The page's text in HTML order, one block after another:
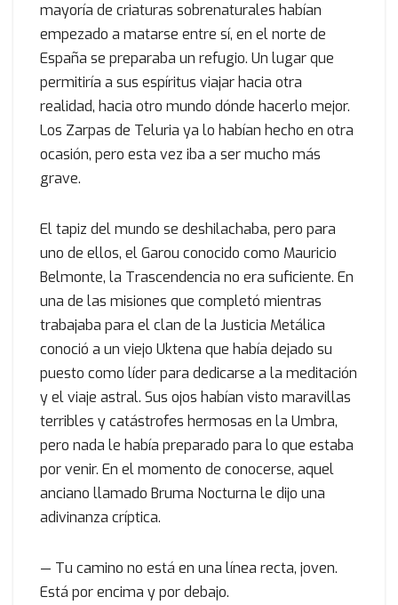
mayoría de criaturas sobrenaturales habían
empezado a matarse entre sí, en el norte de
España se preparaba un refugio. Un lugar que
permitiría a sus espíritus viajar hacia otra
realidad, hacia otro mundo dónde hacerlo mejor.
Los Zarpas de Teluria ya lo habían hecho en otra
ocasión, pero esta vez iba a ser mucho más
grave.
El tapiz del mundo se deshilachaba, pero para
uno de ellos, el Garou conocido como Mauricio
Belmonte, la Trascendencia no era suficiente. En
una de las misiones que completó mientras
trabajaba para el clan de la Justicia Metálica
conoció a un viejo Uktena que había dejado su
puesto como líder para dedicarse a la meditación
y el viaje astral. Sus ojos habían visto maravillas
terribles y catástrofes hermosas en la Umbra,
pero nada le había preparado para lo que estaba
por venir. En el momento de conocerse, aquel
anciano llamado Bruma Nocturna le dijo una
adivinanza críptica.
— Tu camino no está en una línea recta, joven.
Está por encima y por debajo.